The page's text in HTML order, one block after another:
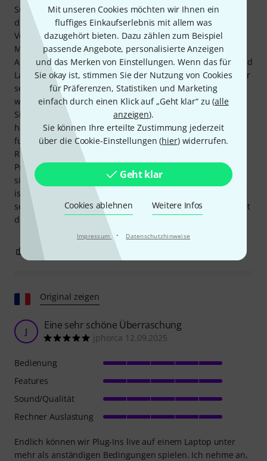
Mit unseren Cookies möchten wir Ihnen ein
fluffiges Einkaufserlebnis mit allem was
dazugehört bieten. Dazu zählen zum Beispiel
passende Angebote, personalisierte Anzeigen
und das Merken von Einstellungen. Wenn das für
Sie okay ist, stimmen Sie der Nutzung von Cookies
für Präferenzen, Statistiken und Marketing
einfach durch einen Klick auf „Geht klar“ zu (alle
anzeigen).
Sie können Ihre erteilte Zustimmung jederzeit
über die Cookie-Einstellungen (hier) widerrufen.
Geht klar
Cookies ablehnen Weitere Infos
Impressum · Datenschutzhinweise
Superrack alle Funktionen, die man braucht, um mit einem
digitalen Mischpult eine hervorragende externe
Verarbeitung zu erhalten. Ich verwende es jetzt seit 6
Monaten in Kombination mit dem Waves Ultimate-
Abonnement – und bin sehr zufrieden mit der Stabilität und
Latenz. Der einzige einschränkende Faktor ist, dass man für
sehr große Shows, bei denen VIELE Plug-ins verwendet
werden, einen ziemlich leistungsstarken PC braucht. Wenn
Sie ein MacBook Pro mit einem Prozessor der „M“-Serie
haben, werden Sie feststellen, dass dies sehr gut
funktioniert und selbst bei geringer Latenz eine ganze
Reihe von Plug-ins verwendet werden können, bevor die
Prozessorlast zum Problem wird. Zusammenfassend lässt
sich sagen: Für mittelgroße Live- oder Studioanwendungen
ist Superrack ein hervorragendes Angebot. Die Software ist
sehr intuitiv und in Kombination mit einem Abonnement ist
dies eine sehr erschwingliche und unschlagbare Lösung.
BEWERTUNG MELDEN
Original zeigen
J Eine sehr schöne Überraschung
jphorca 12.09.2025
Endlich können wir Plug-Ins live auf einem Laptop unter
mehr als anständigen Bedingungen spielen. Ich nehme an,
Bedienung
Features
Sound/Qualität
Rechner Auslastung